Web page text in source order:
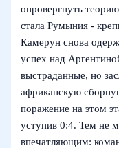
опровергнуть
стала Румыния -
Камерун снова
успех над
выстраданные, но
африканскую
поражение на этом
уступив 0:4. Тем не
впечатляющим: